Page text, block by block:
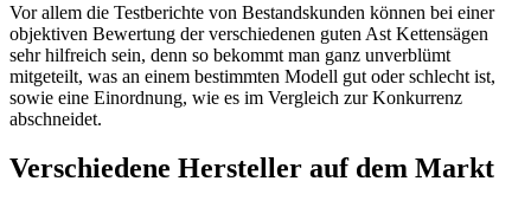
Vor allem die Testberichte von Bestandskunden können bei einer
objektiven Bewertung der verschiedenen guten Ast Kettensägen
sehr hilfreich sein, denn so bekommt man ganz unverblümt
mitgeteilt, was an einem bestimmten Modell gut oder schlecht ist,
sowie eine Einordnung, wie es im Vergleich zur Konkurrenz
abschneidet.
Verschiedene Hersteller auf dem Markt